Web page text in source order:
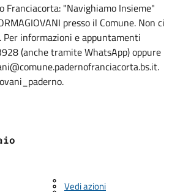
Franciacorta: "Navighiamo Insieme"
presso il Comune. Non ci
informazioni e appuntamenti
(anche tramite WhatsApp) oppure
Vedi azioni